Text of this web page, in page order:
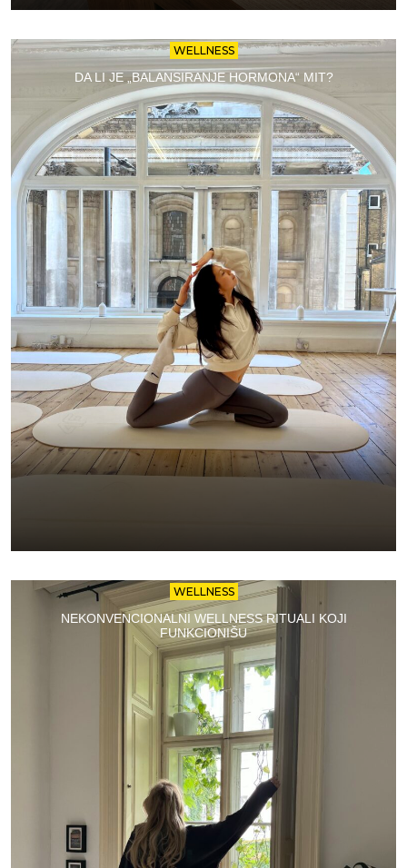
WELLNESS
DA LI JE „BALANSIRANJE HORMONA“ MIT?
WELLNESS
NEKONVENCIONALNI WELLNESS RITUALI KOJI
FUNKCIONIŠU